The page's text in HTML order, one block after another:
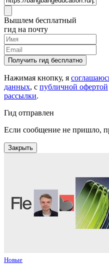
Вышлем бесплатный
гид на почту
Получить гид бесплатно
Нажимая кнопку, я
данных, с публичной офертой
рассылки.
Гид отправлен
Если сообщение не пришло,
Закрыть
Новые